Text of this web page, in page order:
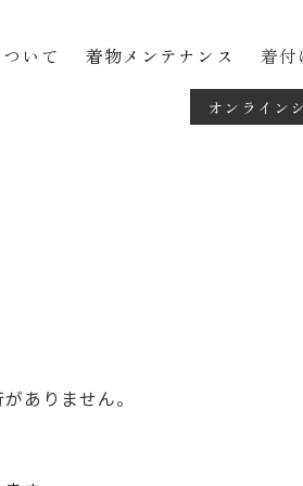
いて 着物メンテナンス 着付
オンライン
ありません。